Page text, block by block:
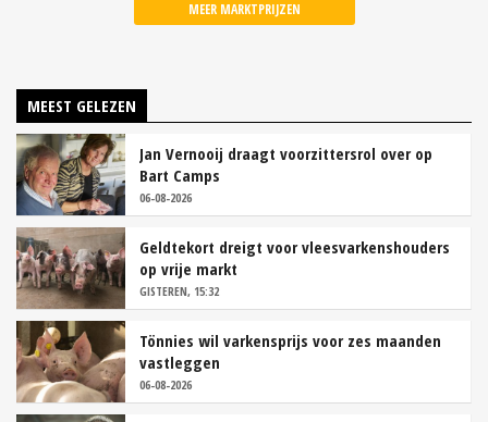
MEER MARKTPRIJZEN
MEEST GELEZEN
Jan Vernooij draagt voorzittersrol over op
Bart Camps
06-08-2026
Geldtekort dreigt voor vleesvarkenshouders
op vrije markt
GISTEREN, 15:32
Tönnies wil varkensprijs voor zes maanden
vastleggen
06-08-2026